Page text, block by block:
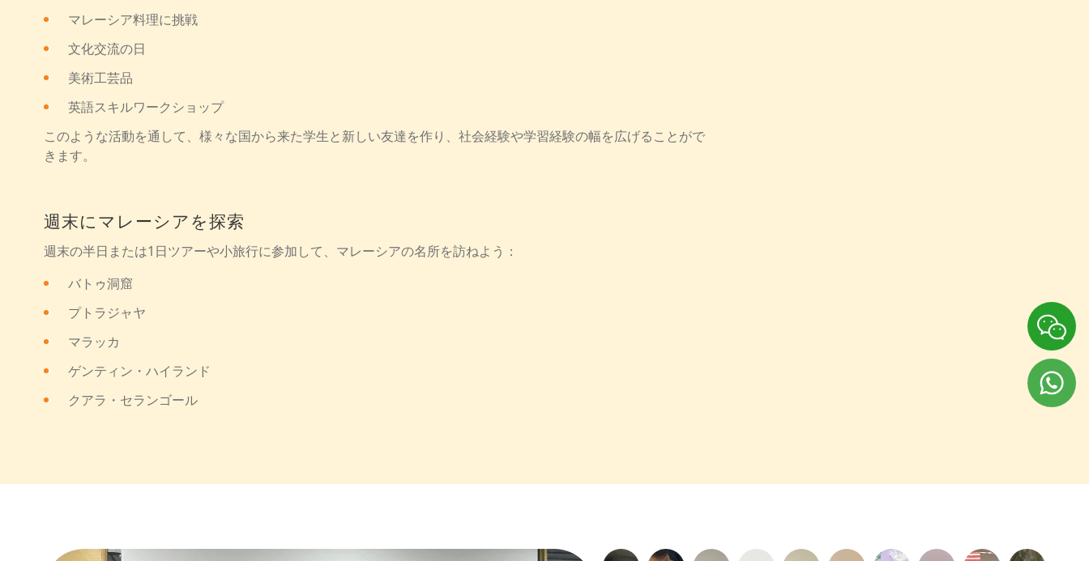
マレーシア料理に挑戦
文化交流の日
美術工芸品
英語スキルワークショップ
このような活動を通して、様々な国から来た学生と新しい友達を作り、社会経験や学習経験の幅を広げることがで
きます。
週末にマレーシアを探索
週末の半日または1日ツアーや小旅行に参加して、マレーシアの名所を訪ねよう：
バトゥ洞窟
プトラジャヤ
マラッカ
ゲンティン・ハイランド
クアラ・セランゴール